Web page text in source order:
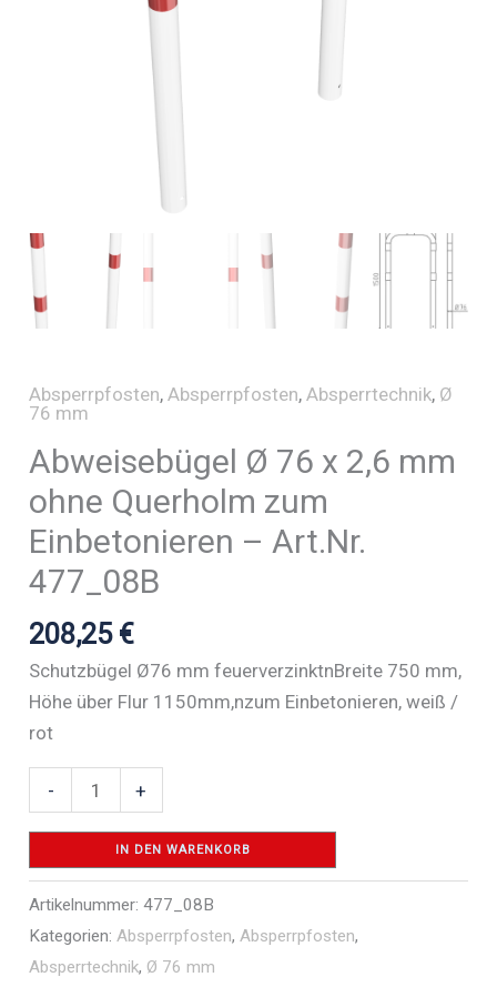
Absperrpfosten,Absperrpfosten,Absperrtechnik, Ø
76 mm
Abweisebügel Ø 76 x 2,6 mm
ohne Querholm zum
Einbetonieren – Art.Nr.
477_08B
208,25 €
Schutzbügel Ø76 mm feuerverzinktnBreite 750 mm,
Höhe über Flur 1150mm,nzum Einbetonieren, weiß /
rot
-
Abweisebügel
Ø
x
2,6
mm
ohne
+
IN DEN WARENKORB
Artikelnummer:477_08B
Kategorien:Absperrpfosten,Absperrpfosten,
Absperrtechnik, Ø 76 mm